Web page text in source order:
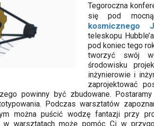
Tegoroczna
się pod
kosmicznego
teleskopu
pod koniec tego
tworzyć swój
środowisku
inżynierowie i
zaprojektować
powinny być zbudowane.
Podczas warsztatów
można puścić wodzę fantazji przy
w warsztatach może pomóc Ci w